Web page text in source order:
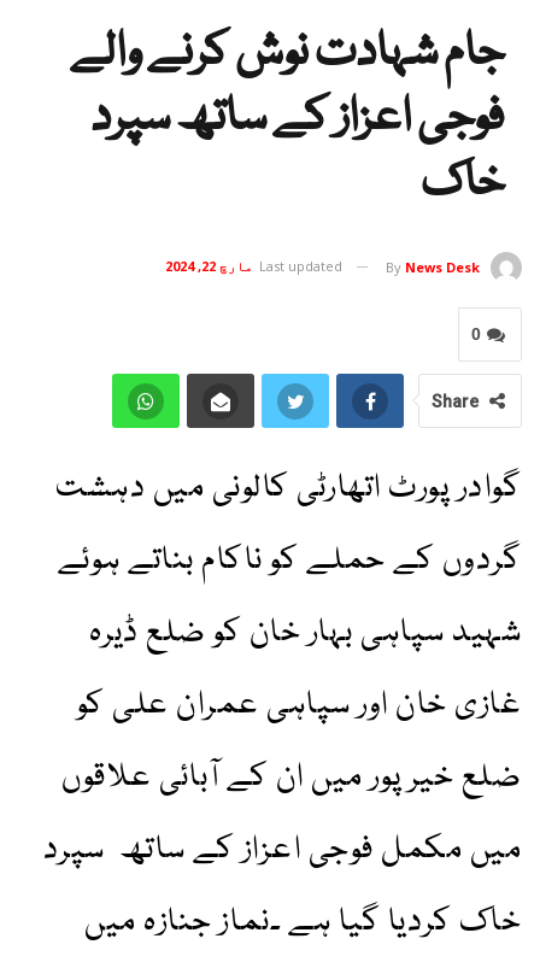
جام شہادت نوش کرنے والے
فوجی اعزاز کے ساتھ سپرد
خاک
By News Desk
Last updated مارچ 22, 2024
0
Share
گوادر پورٹ اتھارٹی کالونی میں دہشت
گردوں کے حملے کو ناکام بناتے ہوئے
شہید سپاہی بہار خان کو ضلع ڈیرہ
غازی خان اور سپاہی عمران علی کو
ضلع خیرپور میں ان کے آبائی علاقوں
میں مکمل فوجی اعزاز کے ساتھ سپرد
خاک کردیا گیا ہے ۔نماز جنازہ میں